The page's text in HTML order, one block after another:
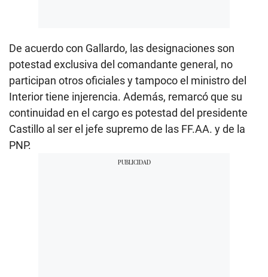
De acuerdo con Gallardo, las designaciones son
potestad exclusiva del comandante general, no
participan otros oficiales y tampoco el ministro del
Interior tiene injerencia. Además, remarcó que su
continuidad en el cargo es potestad del presidente
Castillo al ser el jefe supremo de las FF.AA. y de la
PNP.